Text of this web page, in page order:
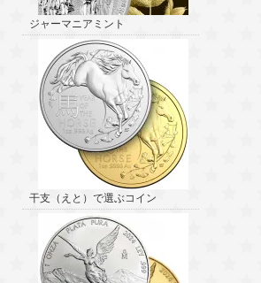
ジャーマニアミント
干支（えと）で選ぶコイン